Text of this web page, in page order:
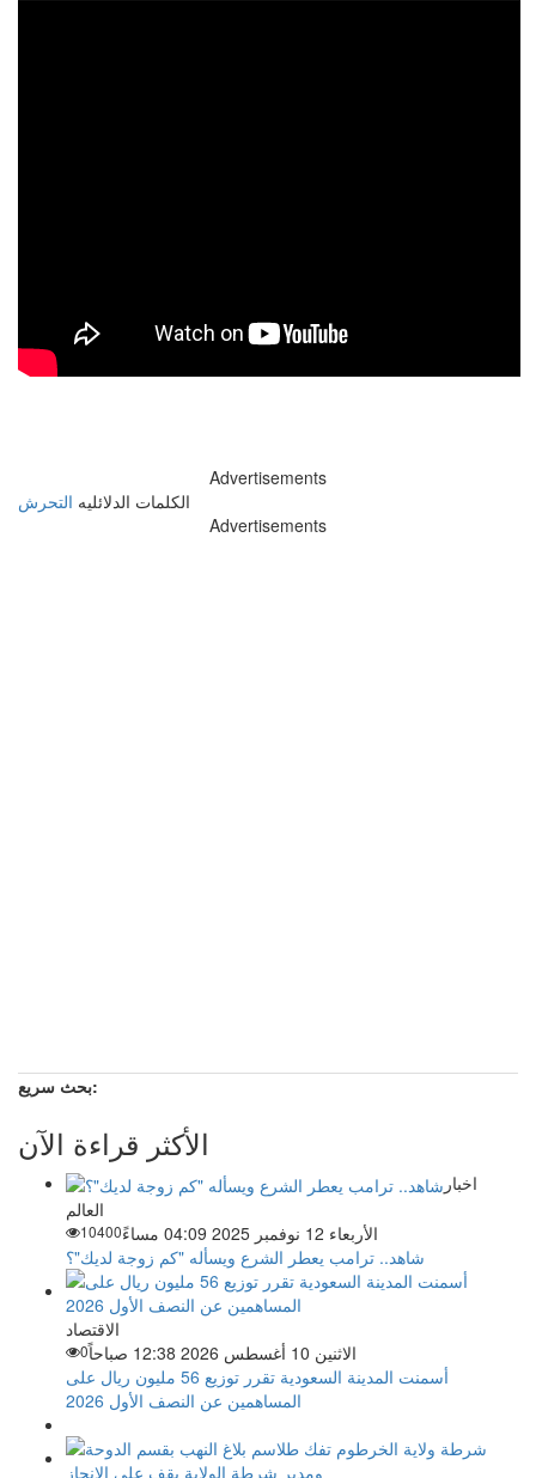
Advertisements
الكلمات الدلائليه التحرش
Advertisements
بحث سريع:
الأكثر قراءة الآن
اخبار
العالم
الأربعاء 12 نوفمبر 2025 04:09 مساءً
10400
شاهد.. ترامب يعطر الشرع ويسأله "كم زوجة لديك"؟
الاقتصاد
الاثنين 10 أغسطس 2026 12:38 صباحاً
0
أسمنت المدينة السعودية تقرر توزيع 56 مليون ريال على
المساهمين عن النصف الأول 2026